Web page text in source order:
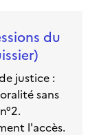
du
justice :
sans
l'accès.